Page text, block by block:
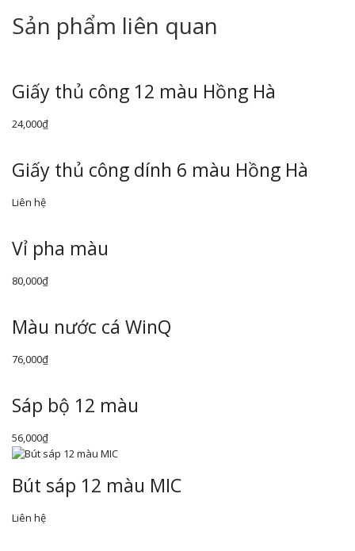
Sản phẩm liên quan
Giấy thủ công 12 màu Hồng Hà
24,000₫
Giấy thủ công dính 6 màu Hồng Hà
Liên hệ
Vỉ pha màu
80,000₫
Màu nước cá WinQ
76,000₫
Sáp bộ 12 màu
56,000₫
Bút sáp 12 màu MIC
Liên hệ